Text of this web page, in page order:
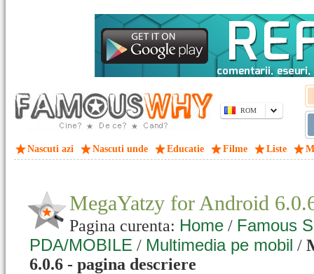
ROM
Nascuti azi Nascuti unde Educatie Filme Liste
MegaYatzy for Android
Pagina curenta: Home / Famous
PDA/MOBILE / Multimedia pe mobil /
6.0.6 - pagina descriere